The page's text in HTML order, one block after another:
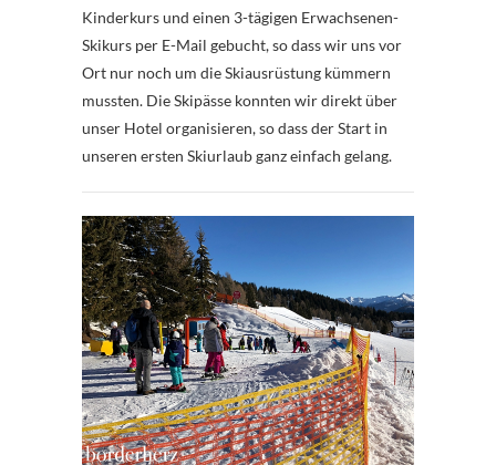
Kinderkurs und einen 3-tägigen Erwachsenen-
Skikurs per E-Mail gebucht, so dass wir uns vor
Ort nur noch um die Skiausrüstung kümmern
mussten. Die Skipässe konnten wir direkt über
unser Hotel organisieren, so dass der Start in
unseren ersten Skiurlaub ganz einfach gelang.